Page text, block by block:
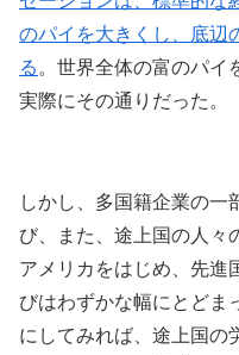
のパイを大きくし、底辺
る 。世界全体の富のパイ
実際にその通りだった。
しかし、多国籍企業の一
び、また、途上国の人々
アメリカをはじめ、先進
びはわずかな幅にとどま
にしてみれば、途上国の